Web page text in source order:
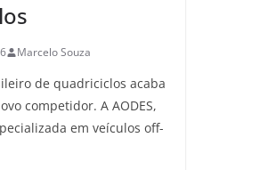
Marcelo Souza
de quadriciclos acaba
competidor. A AODES,
em veículos off-